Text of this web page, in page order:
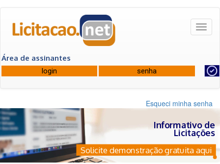
Área de assinantes
Esqueci minha senha
Informativo de
Licitações
Solicite demonstração gratuita aqui